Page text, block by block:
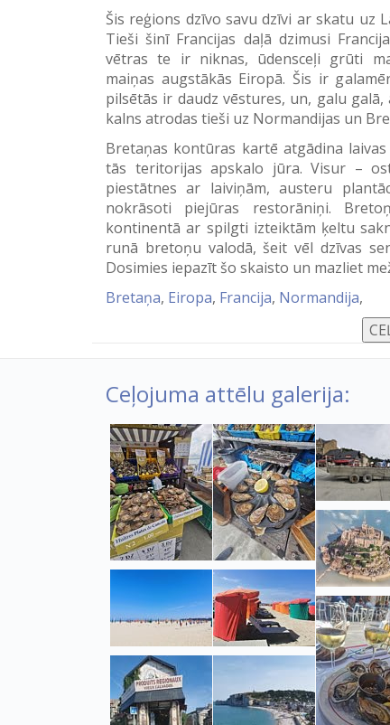
Šis reģions dzīvo savu dzīvi ar skatu uz
Tieši šinī Francijas daļā dzimusi
vētras te ir niknas, ūdensceļi grūti
maiņas augstākās Eiropā. Šis ir
pilsētās ir daudz vēstures, un, galu galā,
kalns atrodas tieši uz Normandijas un
Bretaņas kontūras kartē atgādina
tās teritorijas apskalo jūra. Visur –
piestātnes ar laiviņām, austeru
nokrāsoti piejūras restorāniņi.
kontinentā ar spilgti izteiktām ķeltu
runā bretoņu valodā, šeit vēl dzīvas
Dosimies iepazīt šo skaisto un mazliet
Bretaņa, Eiropa, Francija, Normandija,
Ceļojuma attēlu galerija: